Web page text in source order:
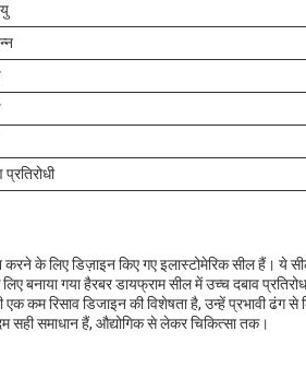
प्रतिरोधी
करने के लिए डिज़ाइन किए गए इलास्टोमेरिक सील हैं। ये
गया हैरबर डायफ्राम सील में उच्च दबाव
कम रिसाव डिजाइन की विशेषता है, उन्हें प्रभावी ढंग से
सही समाधान हैं, औद्योगिक से लेकर चिकित्सा तक।